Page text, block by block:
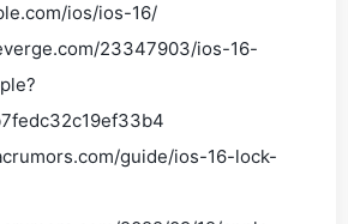
ios/ios-16/
23347903/ios-16-
guide/ios-16-lock-